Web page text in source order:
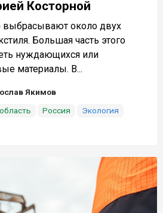
Косторной
выбрасывают около двух
Большая часть этого
нуждающихся или
материалы. В...
Якимов
Россия
Экология